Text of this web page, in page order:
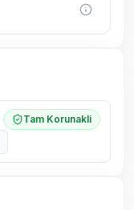
Tam Korunakli